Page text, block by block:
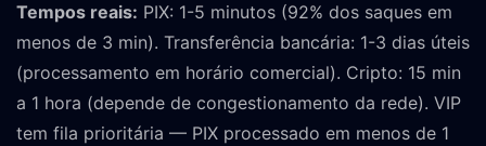
Tempos reais: PIX: 1-5 minutos (92% dos saques em
menos de 3 min). Transferência bancária: 1-3 dias úteis
(processamento em horário comercial). Cripto: 15 min
a 1 hora (depende de congestionamento da rede). VIP
tem fila prioritária — PIX processado em menos de 1